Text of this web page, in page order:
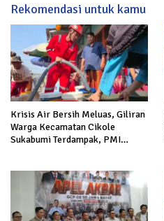
Rekomendasi untuk kamu
Krisis Air Bersih Meluas, Giliran
Warga Kecamatan Cikole
Sukabumi Terdampak, PMI